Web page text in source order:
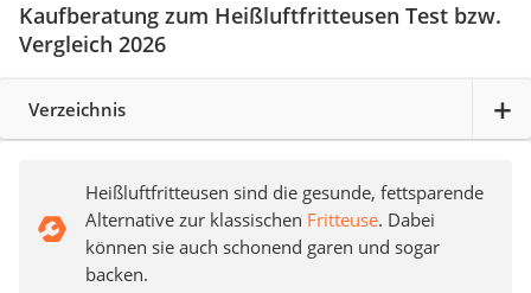
Kaufberatung zum Heißluftfritteusen Test bzw.
Vergleich 2026
Verzeichnis
Heißluftfritteusen sind die gesunde, fettsparende
Alternative zur klassischen Fritteuse. Dabei
können sie auch schonend garen und sogar
backen.